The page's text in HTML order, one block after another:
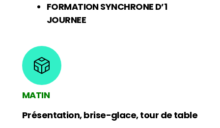
FORMATION SYNCHRONE D’1
JOURNEE
MATIN
Présentation, brise-glace, tour de table